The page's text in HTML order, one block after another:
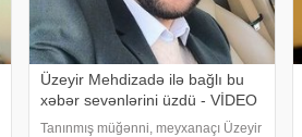
Üzeyir Mehdizadə ilə bağlı bu
xəbər sevənlərini üzdü - VİDEO
Tanınmış müğənni, meyxanaçı Üzeyir